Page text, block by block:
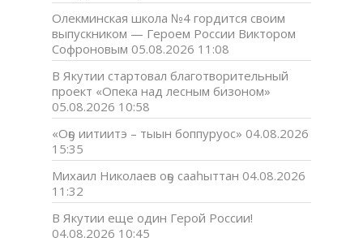
Олекминская школа №4 гордится своим
выпускником — Героем России Виктором
Софроновым 05.08.2026 11:08
В Якутии стартовал благотворительный
проект «Опека над лесным бизоном»
05.08.2026 10:58
«Оҕо иитиитэ – тыын боппуруос» 04.08.2026
15:35
Михаил Николаев оҕо сааһыттан 04.08.2026
11:32
В Якутии еще один Герой России!
04.08.2026 10:45